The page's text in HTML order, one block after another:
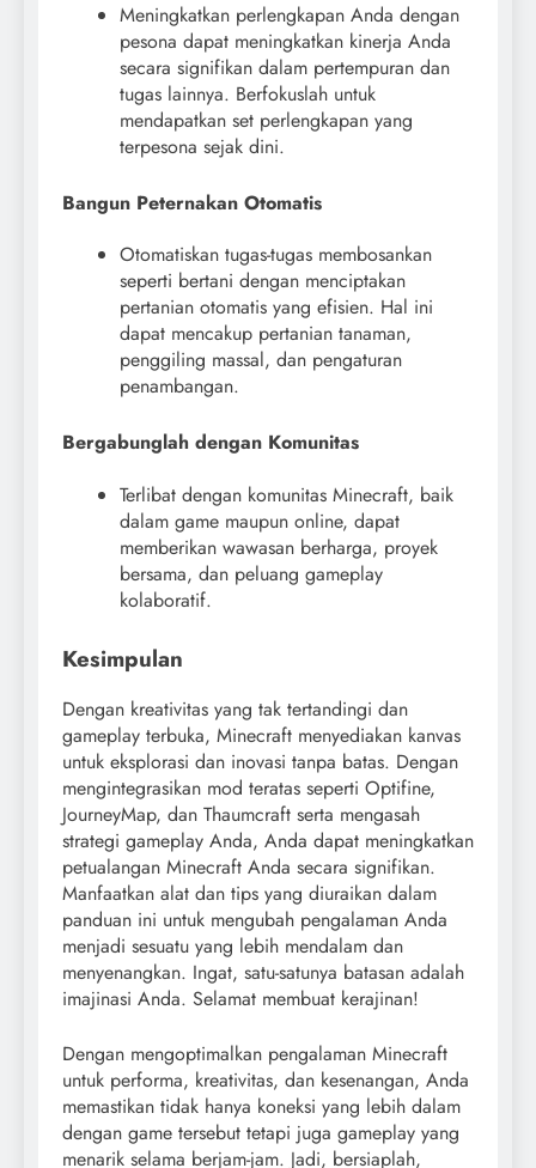
Meningkatkan perlengkapan Anda dengan
pesona dapat meningkatkan kinerja Anda
secara signifikan dalam pertempuran dan
tugas lainnya. Berfokuslah untuk
mendapatkan set perlengkapan yang
terpesona sejak dini.
Bangun Peternakan Otomatis
Otomatiskan tugas-tugas membosankan
seperti bertani dengan menciptakan
pertanian otomatis yang efisien. Hal ini
dapat mencakup pertanian tanaman,
penggiling massal, dan pengaturan
penambangan.
Bergabunglah dengan Komunitas
Terlibat dengan komunitas Minecraft, baik
dalam game maupun online, dapat
memberikan wawasan berharga, proyek
bersama, dan peluang gameplay
kolaboratif.
Kesimpulan
Dengan kreativitas yang tak tertandingi dan
gameplay terbuka, Minecraft menyediakan kanvas
untuk eksplorasi dan inovasi tanpa batas. Dengan
mengintegrasikan mod teratas seperti Optifine,
JourneyMap, dan Thaumcraft serta mengasah
strategi gameplay Anda, Anda dapat meningkatkan
petualangan Minecraft Anda secara signifikan.
Manfaatkan alat dan tips yang diuraikan dalam
panduan ini untuk mengubah pengalaman Anda
menjadi sesuatu yang lebih mendalam dan
menyenangkan. Ingat, satu-satunya batasan adalah
imajinasi Anda. Selamat membuat kerajinan!
Dengan mengoptimalkan pengalaman Minecraft
untuk performa, kreativitas, dan kesenangan, Anda
memastikan tidak hanya koneksi yang lebih dalam
dengan game tersebut tetapi juga gameplay yang
menarik selama berjam-jam. Jadi, bersiaplah,